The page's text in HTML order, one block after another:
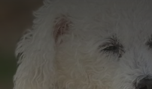
do nosso trabalho